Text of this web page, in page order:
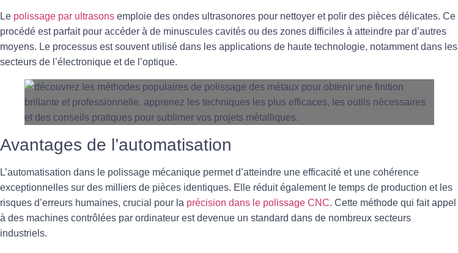
Le polissage par ultrasons emploie des ondes ultrasonores pour nettoyer et polir des pièces délicates. Ce
procédé est parfait pour accéder à de minuscules cavités ou des zones difficiles à atteindre par d’autres
moyens. Le processus est souvent utilisé dans les applications de haute technologie, notamment dans les
secteurs de l’électronique et de l’optique.
Avantages de l’automatisation
L’automatisation dans le polissage mécanique permet d’atteindre une efficacité et une cohérence
exceptionnelles sur des milliers de pièces identiques. Elle réduit également le temps de production et les
risques d’erreurs humaines, crucial pour la précision dans le polissage CNC. Cette méthode qui fait appel
à des machines contrôlées par ordinateur est devenue un standard dans de nombreux secteurs
industriels.